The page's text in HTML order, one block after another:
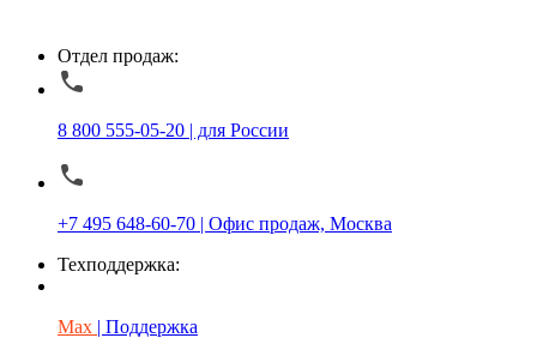
Отдел продаж:
8 800 555-05-20 | для России
+7 495 648-60-70 | Офис продаж, Москва
Техподдержка:
Max | Поддержка